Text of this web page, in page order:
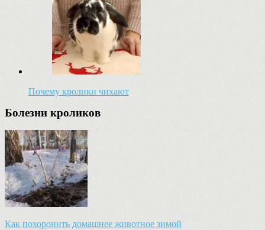
Почему кролики чихают
Болезни кроликов
Как похоронить домашнее животное зимой